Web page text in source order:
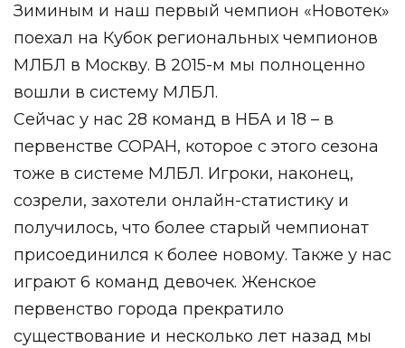
Зиминым и наш первый чемпион «Новотек»
поехал на Кубок региональных чемпионов
МЛБЛ в Москву. В 2015-м мы полноценно
вошли в систему МЛБЛ.
Сейчас у нас 28 команд в НБА и 18 – в
первенстве СОРАН, которое с этого сезона
тоже в системе МЛБЛ. Игроки, наконец,
созрели, захотели онлайн-статистику и
получилось, что более старый чемпионат
присоединился к более новому. Также у нас
играют 6 команд девочек. Женское
первенство города прекратило
существование и несколько лет назад мы